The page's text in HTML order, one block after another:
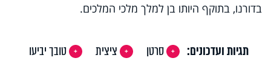
בדורנו, בתוקף היותו בן למלך מלכי המלכים.
תגיות ועדכונים: סרטן ציצית
טובך יביעו